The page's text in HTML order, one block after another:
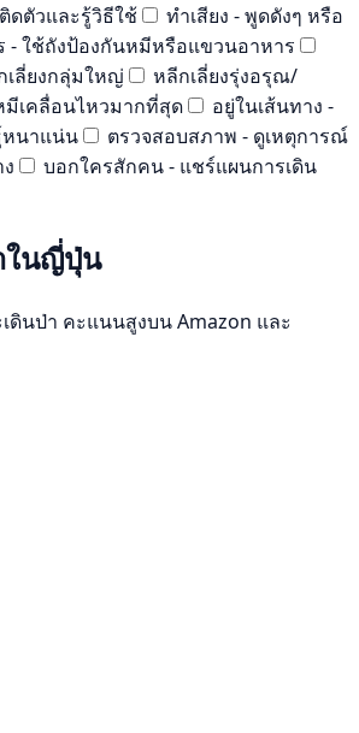
ดตัวและรู้วิธีใช้
ทำเสียง - พูดดังๆ หรือ
- ใช้ถังป้องกันหมีหรือแขวนอาหาร
เลี่ยงกลุ่มใหญ่
หลีกเลี่ยงรุ่งอรุณ/
มีเคลื่อนไหวมากที่สุด
อยู่ในเส้นทาง -
หนาแน่น
ตรวจสอบสภาพ - ดูเหตุการณ์
บอกใครสักคน - แชร์แผนการเดิน
ในญี่ปุ่น
นป่า คะแนนสูงบน Amazon และ